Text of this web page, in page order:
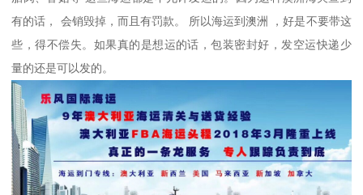
有的话， 会销毁掉，而且有罚款。 所以海运到澳洲 ，好是不要带这
些，得不偿失。如果真的是想运的话，包装密封好，发空运快递少
量的还是可以发的。